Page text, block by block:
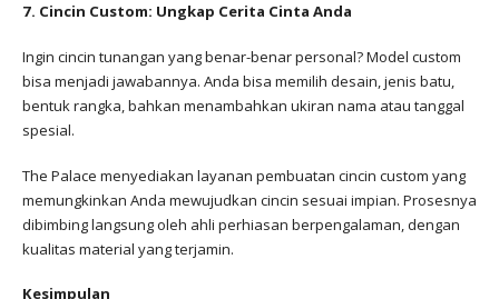
7. Cincin Custom: Ungkap Cerita Cinta Anda
Ingin cincin tunangan yang benar-benar personal? Model custom
bisa menjadi jawabannya. Anda bisa memilih desain, jenis batu,
bentuk rangka, bahkan menambahkan ukiran nama atau tanggal
spesial.
The Palace menyediakan layanan pembuatan cincin custom yang
memungkinkan Anda mewujudkan cincin sesuai impian. Prosesnya
dibimbing langsung oleh ahli perhiasan berpengalaman, dengan
kualitas material yang terjamin.
Kesimpulan